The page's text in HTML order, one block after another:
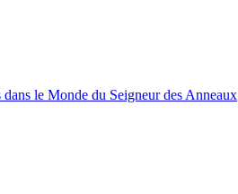
le Monde du Seigneur des Anneaux